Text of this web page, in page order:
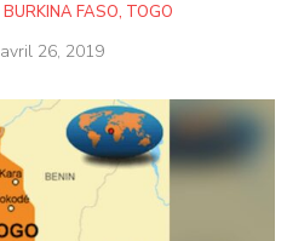
BURKINA FASO, TOGO
avril 26, 2019